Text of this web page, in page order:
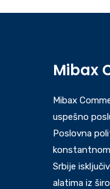
Mibax
Mibax
uspešno
Poslovna
Srbije
alatima iz